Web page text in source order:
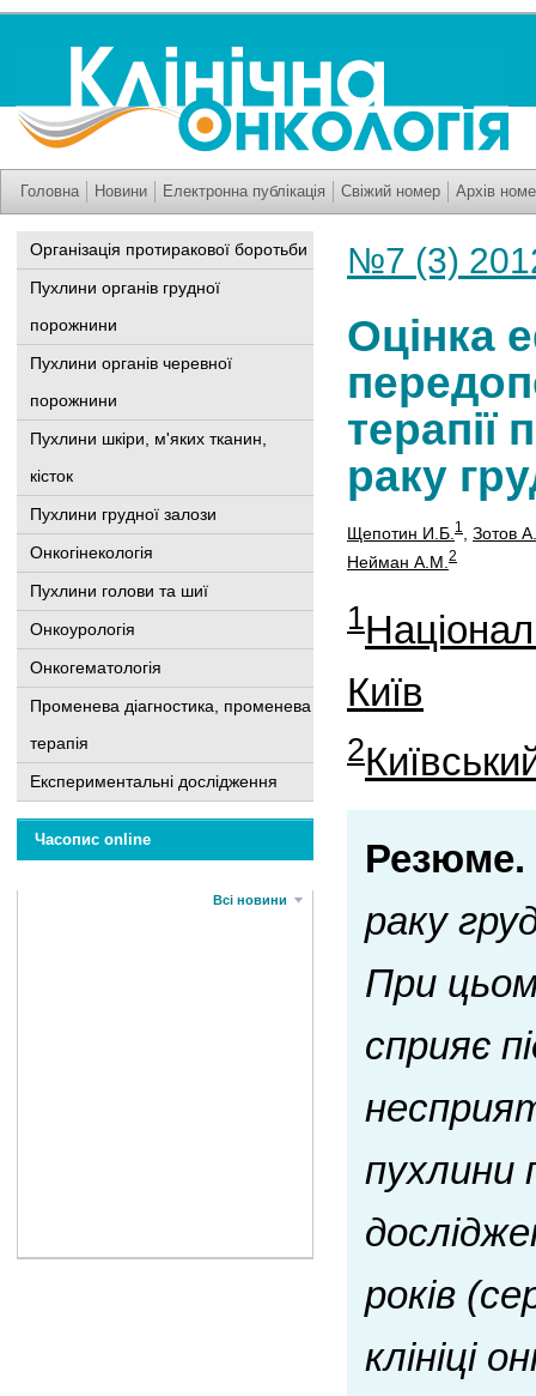
Головна Новини Електронна публікація Свіжий номер Архів
Організація протиракової боротьби
Пухлини органів грудної
порожнини
Пухлини органів черевної
порожнини
Пухлини шкіри, м'яких тканин,
кісток
Пухлини грудної залози
Онкогінекологія
Пухлини голови та шиї
Онкоурологія
Онкогематологія
Променева діагностика, променева
терапія
Експериментальні дослідження
Часопис online
Всі новини
№7 (3)
Оцінка
раку
Щепотин И.Б. 1
Зотов
Нейман А.М.2
1
Київ
2
Резюме.
раку
При
сприяє
пухлини
років
клініці